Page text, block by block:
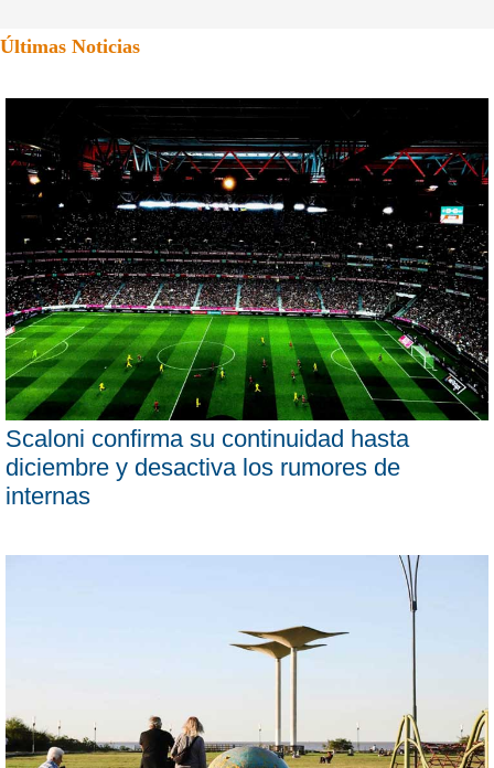
Últimas Noticias
Scaloni confirma su continuidad hasta
diciembre y desactiva los rumores de
internas